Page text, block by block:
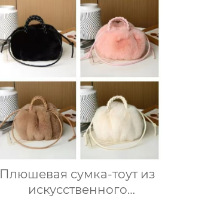
Плюшевая сумка-тоут из
искусственного